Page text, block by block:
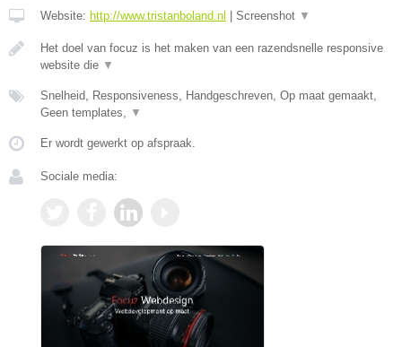
Website: http://www.tristanboland.nl | Screenshot ▼
Het doel van focuz is het maken van een razendsnelle responsive
website die ▼
Snelheid, Responsiveness, Handgeschreven, Op maat gemaakt,
Geen templates,
▼
Er wordt gewerkt op afspraak.
Sociale media: